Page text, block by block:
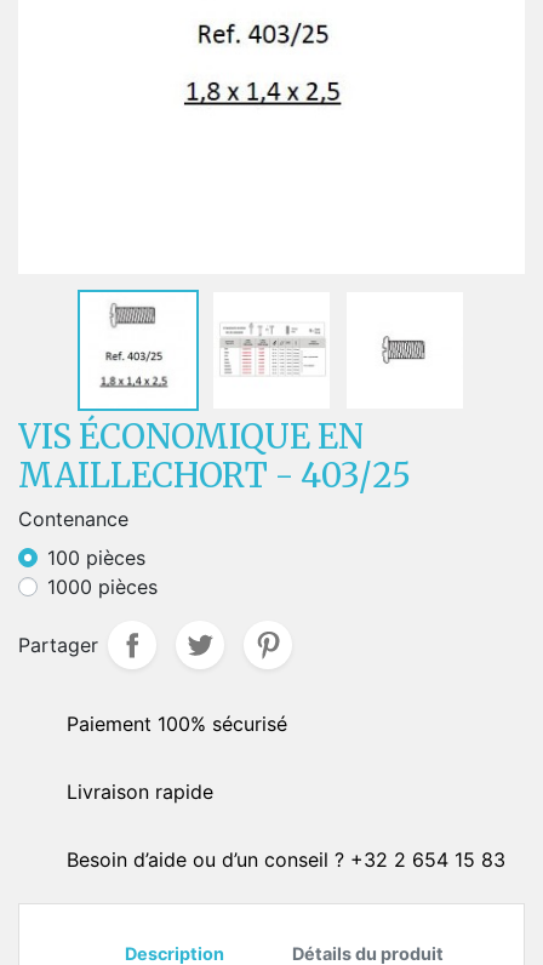
VIS ÉCONOMIQUE EN
MAILLECHORT - 403/25
Contenance
100 pièces
1000 pièces
Partager
Paiement 100% sécurisé
Livraison rapide
Besoin d’aide ou d’un conseil ? +32 2 654 15 83
Description Détails du produit